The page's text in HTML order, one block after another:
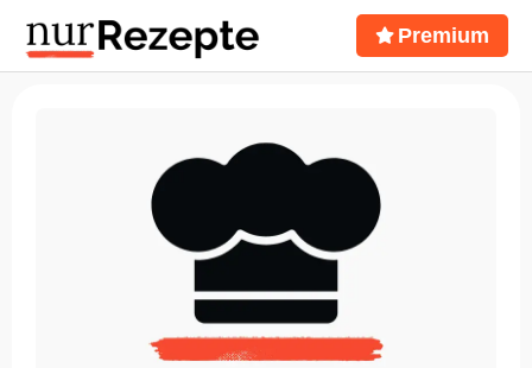
Premium